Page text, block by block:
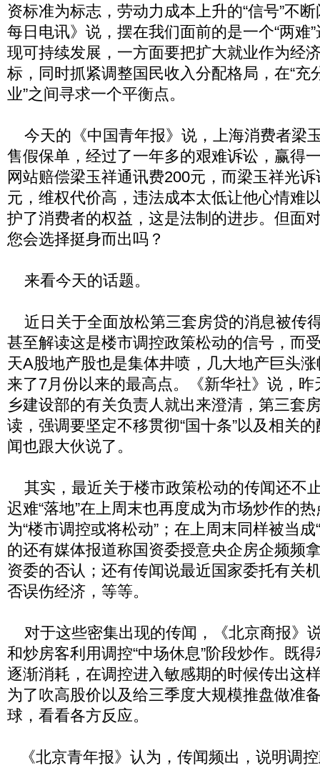
资标准为标志，劳动力成本上升的“信号”不
每日电讯》说，摆在我们面前的是一个“两难
现可持续发展，一方面要把扩大就业作为经
标，同时抓紧调整国民收入分配格局，在“充
业”之间寻求一个平衡点。
今天的《中国青年报》说，上海消费者梁
售假保单，经过了一年多的艰难诉讼，赢得
网站赔偿梁玉祥通讯费200元，而梁玉祥光
元，维权代价高，违法成本太低让他心情难
护了消费者的权益，这是法制的进步。但面
您会选择挺身而出吗？
来看今天的话题。
近日关于全面放松第三套房贷的消息被传
甚至解读这是楼市调控政策松动的信号，而
天A股地产股也是集体井喷，几大地产巨头
来了7月份以来的最高点。《新华社》说，
乡建设部的有关负责人就出来澄清，第三套
读，强调要坚定不移贯彻“国十条”以及相关
闻也跟大伙说了。
其实，最近关于楼市政策松动的传闻还不
迟难“落地”在上周末也再度成为市场炒作的
为“楼市调控或将松动”；在上周末同样被当成
的还有媒体报道称国资委授意央企房企频频
资委的否认；还有传闻说最近国家委托有关
否误伤经济，等等。
对于这些密集出现的传闻，《北京商报》
和炒房客利用调控“中场休息”阶段炒作。既
逐渐消耗，在调控进入敏感期的时候传出这
为了吹高股价以及给三季度大规模推盘做准
球，看看各方反应。
《北京青年报》认为，传闻频出，说明调